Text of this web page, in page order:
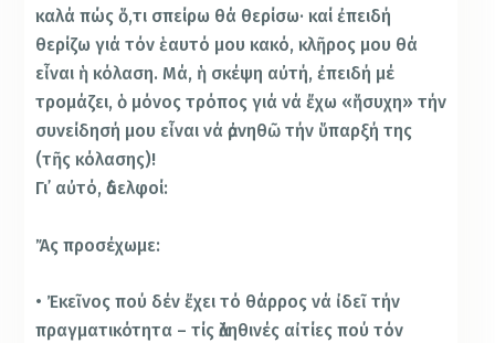
καλά πώς ὅ,τι σπείρω θά θερίσω· καί ἐπειδή
θερίζω γιά τόν ἑαυτό μου κακό, κλῆρος μου θά
εἶναι ἡ κόλαση. Μά, ἡ σκέψη αὐτή, ἐπειδή μέ
τρομάζει, ὁ μόνος τρόπος γιά νά ἔχω «ἥσυχη» τήν
συνείδησή μου εἶναι νά ἀρνηθῶ τήν ὕπαρξή της
(τῆς κόλασης)!
Γι᾽ αὐτό, ἀδελφοί:
Ἄς προσέχωμε:
• Ἐκεῖνος πού δέν ἔχει τό θάρρος νά ἰδεῖ τήν
πραγματικότητα – τίς ἀληθινές αἰτίες πού τόν